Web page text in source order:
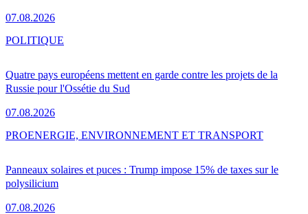
07.08.2026
Quatre pays européens mettent en garde contre les projets de la
Russie pour l'Ossétie du Sud
07.08.2026
POLITIQUE
Panneaux solaires et puces : Trump impose 15% de taxes sur le
polysilicium
07.08.2026
PROENERGIE, ENVIRONNEMENT ET TRANSPORT